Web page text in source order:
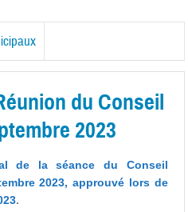
du Conseil
2023
de la séance du Conseil
2023, approuvé lors de
.